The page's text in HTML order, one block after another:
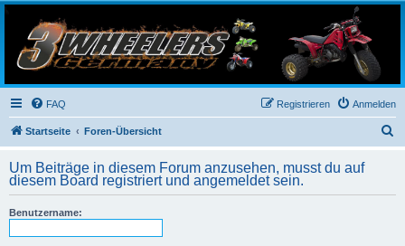
3-Wheelers Germany
Honda, Yamaha, Kawasaki Trike
FAQ Anmelden
Registrieren
Startseite Foren-Übersicht
h
Um Beiträge in diesem Forum anzusehen, musst du auf
diesem Board registriert und angemeldet sein.
Benutzername: